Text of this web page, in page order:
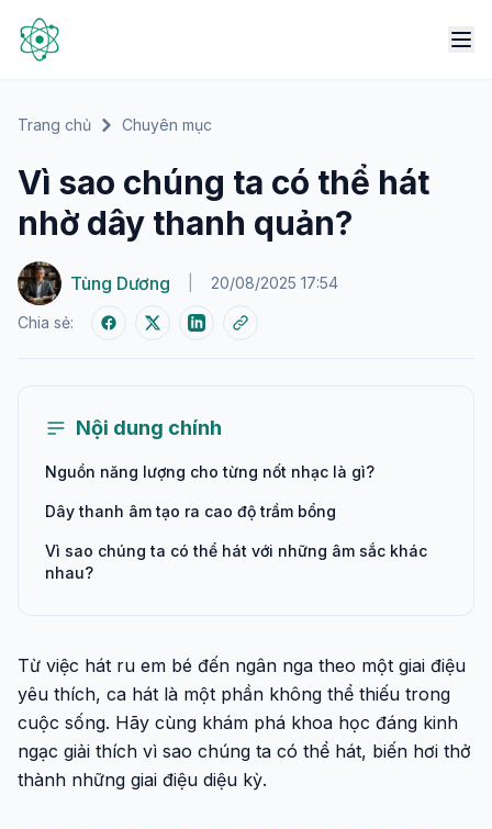
Trang chủ Chuyên mục
Vì sao chúng ta có thể hát
nhờ dây thanh quản?
Tùng Dương 20/08/2025 17:54
Chia sẻ:
Nội dung chính
Nguồn năng lượng cho từng nốt nhạc là gì?
Dây thanh âm tạo ra cao độ trầm bổng
Vì sao chúng ta có thể hát với những âm sắc khác
nhau?
Từ việc hát ru em bé đến ngân nga theo một giai điệu
yêu thích, ca hát là một phần không thể thiếu trong
cuộc sống. Hãy cùng khám phá khoa học đáng kinh
ngạc giải thích vì sao chúng ta có thể hát, biến hơi thở
thành những giai điệu diệu kỳ.